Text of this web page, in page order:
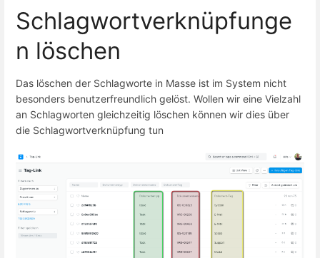
Schlagwortverknüpfunge
n löschen
Das löschen der Schlagworte in Masse ist im System nicht
besonders benutzerfreundlich gelöst. Wollen wir eine Vielzahl
an Schlagworten gleichzeitig löschen können wir dies über
die Schlagwortverknüpfung tun